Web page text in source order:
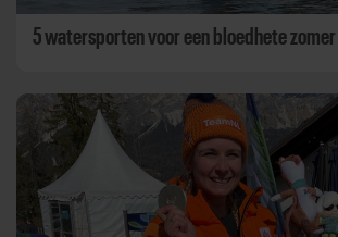
5 watersporten voor een bloedhete zomer